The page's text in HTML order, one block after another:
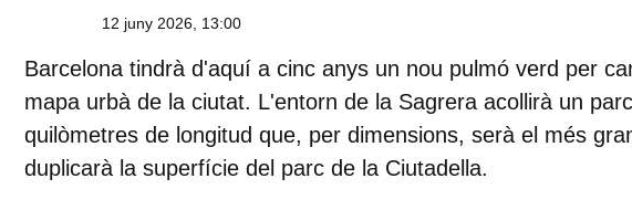
12 juny 2026, 13:00
Barcelona tindrà d'aquí a cinc anys un nou pulmó verd per
mapa urbà de la ciutat. L'entorn de la Sagrera acollirà un
quilòmetres de longitud que, per dimensions, serà el més
duplicarà la superfície del parc de la Ciutadella.